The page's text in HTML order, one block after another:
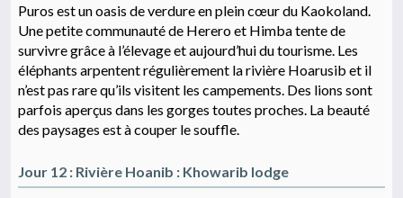
Puros est un oasis de verdure en plein cœur du Kaokoland.
Une petite communauté de Herero et Himba tente de
survivre grâce à l’élevage et aujourd’hui du tourisme. Les
éléphants arpentent régulièrement la rivière Hoarusib et il
n’est pas rare qu’ils visitent les campements. Des lions sont
parfois aperçus dans les gorges toutes proches. La beauté
des paysages est à couper le souffle.
Jour 12 : Rivière Hoanib : Khowarib lodge